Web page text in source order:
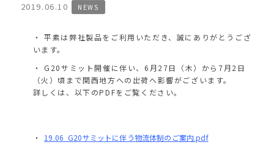
2019.06.10 NEWS
平素は弊社製品をご利用いただき、誠にありがとうござ
います。
G20サミット開催に伴い、6月27日（木）から7月2日
（火）頃まで関西地方への出荷へ影響がございます。
詳しくは、以下のPDFをご覧ください。
19.06_G20サミットに伴う物流体制のご案内.pdf